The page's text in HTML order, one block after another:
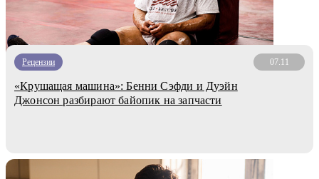
Рецензии 07.11
«Крушащая машина»: Бенни Сэфди и Дуэйн
Джонсон разбирают байопик на запчасти